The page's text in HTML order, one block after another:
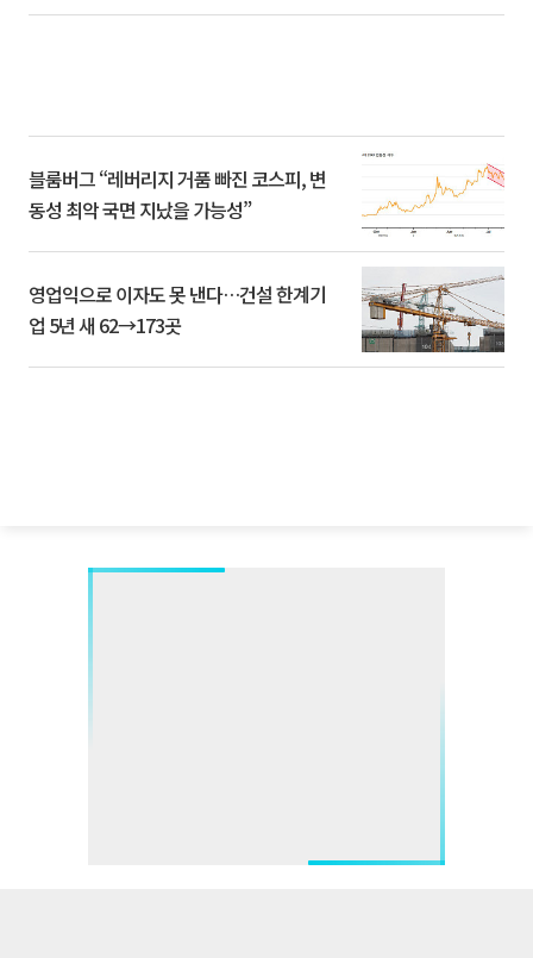
블룸버그 “레버리지 거품 빠진 코스피, 변
동성 최악 국면 지났을 가능성”
영업익으로 이자도 못 낸다…건설 한계기
업 5년 새 62→173곳